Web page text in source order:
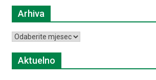
Arhiva
Arhiva
Aktuelno